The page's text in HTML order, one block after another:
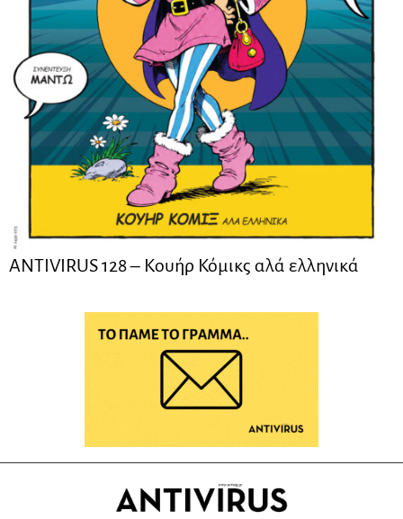
ANTIVIRUS 128 – Kουήρ Κόμικς αλά ελληνικά